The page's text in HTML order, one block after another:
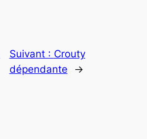
Suivant : Crouty
dépendante
→